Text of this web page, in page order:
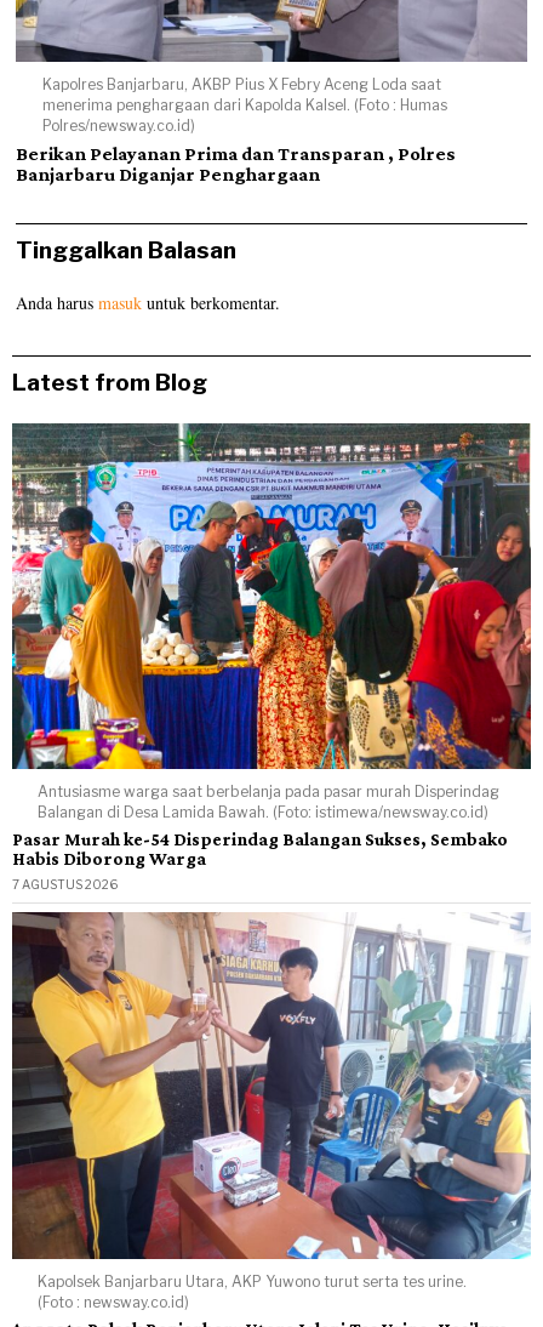
Kapolres Banjarbaru, AKBP Pius X Febry Aceng Loda saat
menerima penghargaan dari Kapolda Kalsel. (Foto : Humas
Polres/newsway.co.id)
Berikan Pelayanan Prima dan Transparan , Polres
Banjarbaru Diganjar Penghargaan
Tinggalkan Balasan
Anda harusmasuk untuk berkomentar.
Latest from Blog
Antusiasme warga saat berbelanja pada pasar murah Disperindag
Balangan di Desa Lamida Bawah. (Foto: istimewa/newsway.co.id)
Pasar Murah ke-54 Disperindag Balangan Sukses, Sembako
Habis Diborong Warga
7 AGUSTUS 2026
Kapolsek Banjarbaru Utara, AKP Yuwono turut serta tes urine.
(Foto : newsway.co.id)